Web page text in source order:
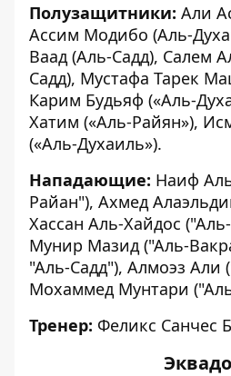
Полузащитники: Али
Ассим Модибо (Аль-
Ваад (Аль-Садд), Салем
Садд), Мустафа Тарек
Карим Будьяф («Аль-
Хатим («Аль-Райян»),
(«Аль-Духаиль»).
Нападающие: Наиф
Райан"), Ахмед
Хассан Аль-Хайдос
Мунир Мазид ("Аль-
"Аль-Садд"), Алмоэз Али
Мохаммед Мунтари
Тренер: Феликс Санчес